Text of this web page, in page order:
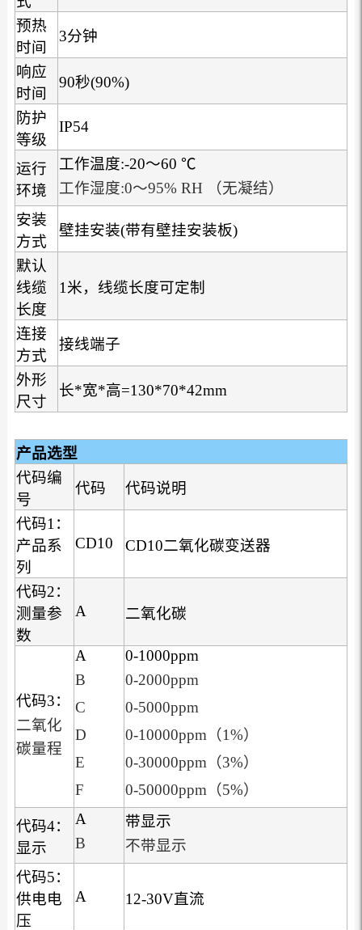
预热
时间
3分钟
响应
时间
90秒(90%)
防护
等级
IP54
运行
环境
工作温度:-20～60 ℃
工作湿度:0～95% RH （无凝结）
安装
方式
壁挂安装(带有壁挂安装板)
默认
线缆
长度
1米，线缆长度可定制
连接
方式
接线端子
外形
尺寸
长*宽*高=130*70*42mm
产品选型
代码编
号
代码 代码说明
代码1：
产品系
列
CD10 CD10二氧化碳变送器
代码2：
测量参
数
A 二氧化碳
代码3：
二氧化
碳量程
A
B
C
D
E
F
0-1000ppm
0-2000ppm
0-5000ppm
0-10000ppm（1%）
0-30000ppm（3%）
0-50000ppm（5%）
代码4：
显示
A
B
带显示
不带显示
代码5：
供电电
压
A 12-30V直流